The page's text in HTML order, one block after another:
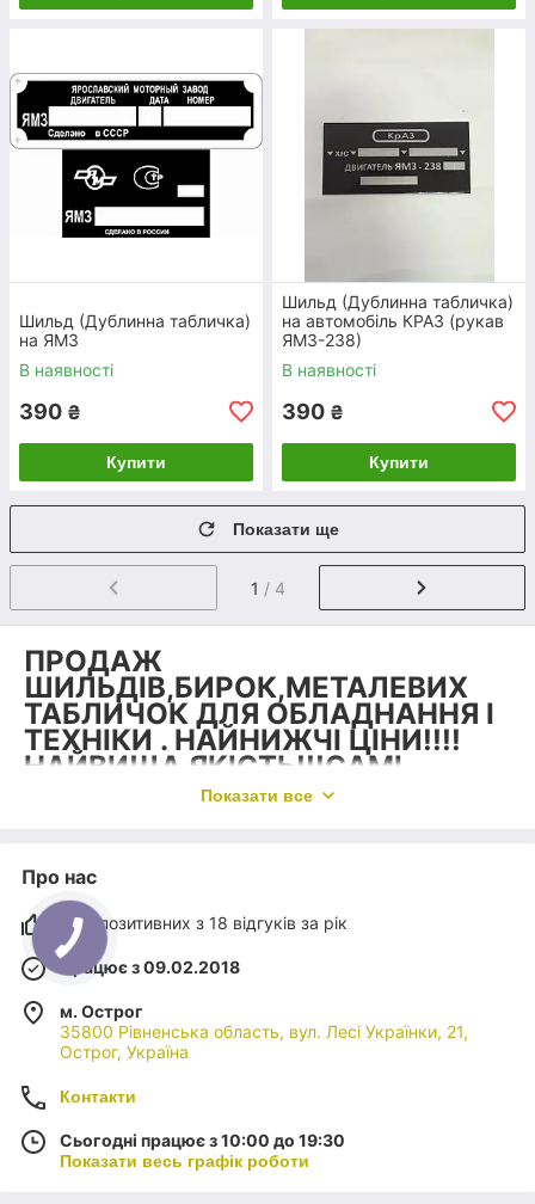
Шильд (Дублинна табличка)
на ЯМЗ
В наявності
390 ₴
Купити
Шильд (Дублинна табличка)
на автомобіль КРАЗ (рукав
ЯМЗ-238)
В наявності
390 ₴
Купити
Показати ще
1 / 4
ПРОДАЖ
ШИЛЬДІВ,БИРОК,МЕТАЛЕВИХ
ТАБЛИЧОК ДЛЯ ОБЛАДНАННЯ І
ТЕХНІКИ . НАЙНИЖЧІ ЦІНИ!!!!
НАЙВИЩА ЯКІСТЬ!!!САМІ
КОРОТКІ ТЕРМІНИ!!
ПОСЕРЕДНИКІВ !!!ОПТОВИМ
ПОКУПЦЯМ ГАРНІ ЗНИЖКИ!!!
Показати все
Про нас
94% позитивних з 18 відгуків за рік
Працює з 09.02.2018
м. Острог
35800 Рівненська область, вул. Лесі Українки, 21,
Острог, Україна
Контакти
Сьогодні працює з 10:00 до 19:30
Показати весь графік роботи